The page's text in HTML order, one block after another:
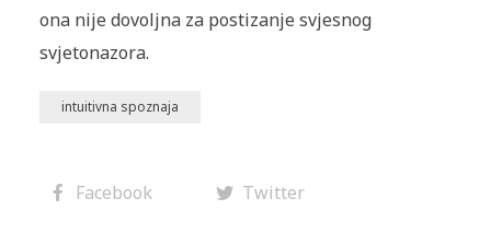
ona nije dovoljna za postizanje svjesnog
svjetonazora.
intuitivna spoznaja
Facebook Twitter